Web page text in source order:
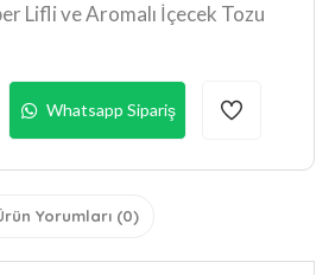
Lifli ve Aromalı İçecek Tozu
Whatsapp Sipariş
Yorumları (0)